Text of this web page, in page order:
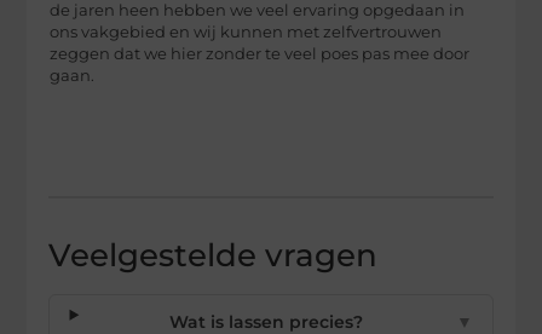
de jaren heen hebben we veel ervaring opgedaan in
ons vakgebied en wij kunnen met zelfvertrouwen
zeggen dat we hier zonder te veel poes pas mee door
gaan.
Veelgestelde vragen
Wat is lassen precies? ▼